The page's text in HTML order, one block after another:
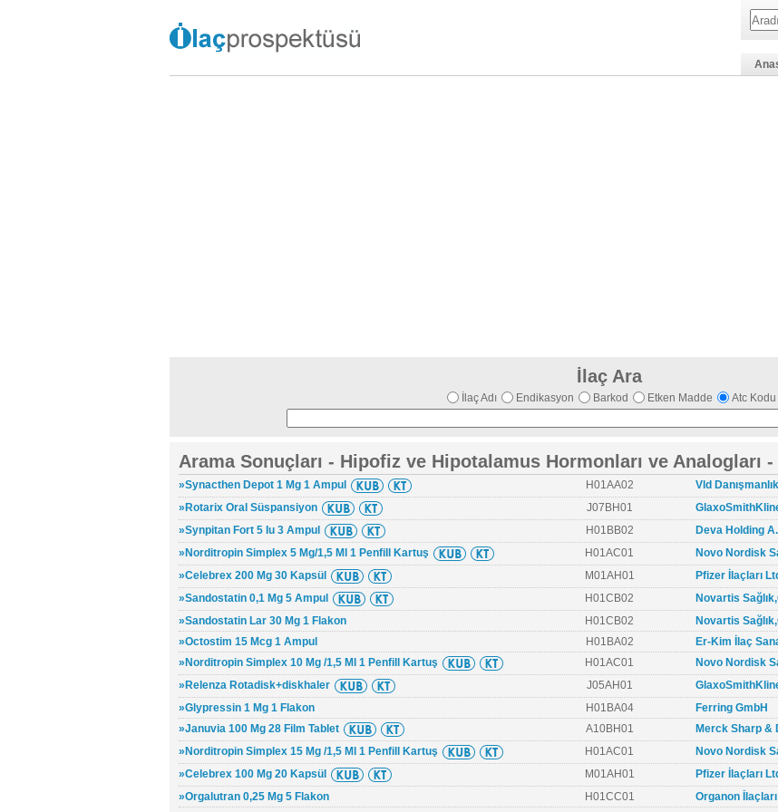
İlaç Ara
İlaç Adı Endikasyon Barkod Etken Madde Atc Kodu
Arama Sonuçları - Hipofiz ve Hipotalamus Hormonları ve Analogları
»Synacthen Depot 1 Mg 1 Ampul H01AA02
Vld
»Rotarix Oral Süspansiyon
J07BH01
»Synpitan Fort 5 Iu 3 Ampul
H01BB02
Deva Holding
»Norditropin Simplex 5 Mg/1,5 Ml 1 Penfill Kartuş
H01AC01
Novo Nordisk
»Celebrex 200 Mg 30 Kapsül
M01AH01
Pfizer İlaçları
»Sandostatin 0,1 Mg 5 Ampul
H01CB02
Novartis
»Sandostatin Lar 30 Mg 1 Flakon
H01CB02
Novartis
»Octostim 15 Mcg 1 Ampul
H01BA02
Er-Kim İlaç
»Norditropin Simplex 10 Mg /1,5 Ml 1 Penfill Kartuş
H01AC01
Novo Nordisk
»Relenza Rotadisk+diskhaler
J05AH01
»Glypressin 1 Mg 1 Flakon
H01BA04
Ferring GmbH
»Januvia 100 Mg 28 Film Tablet
A10BH01
Merck Sharp &
»Norditropin Simplex 15 Mg /1,5 Ml 1 Penfill Kartuş
H01AC01
Novo Nordisk
»Celebrex 100 Mg 20 Kapsül
M01AH01
Pfizer İlaçları
»Orgalutran 0,25 Mg 5 Flakon
H01CC01
Organon